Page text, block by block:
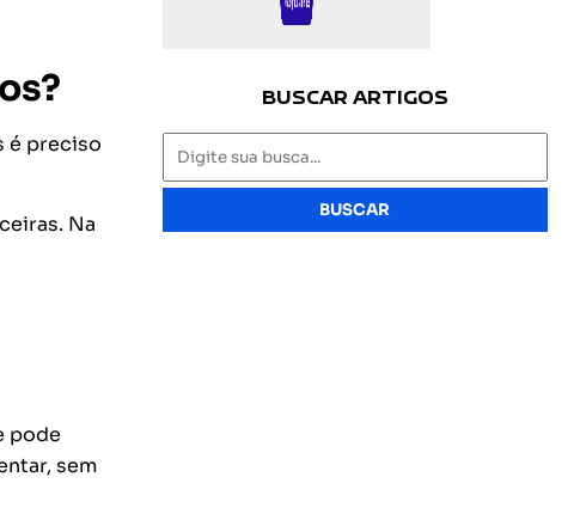
é preciso
Na
pode
sem
BUSCAR ARTIGOS
BUSCAR